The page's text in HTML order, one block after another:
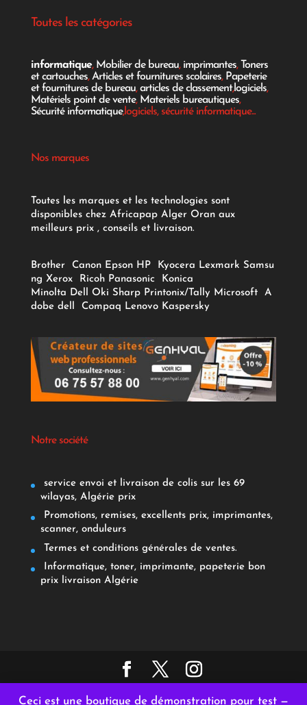
Ceci est une boutique de démonstration pour test —
Toutes les catégories
informatique, Mobilier de bureau, imprimantes, Toners
et cartouches,Articles et fournitures scolaires, Papeterie
et fournitures de bureau,articles de classement,logiciels,
Matériels point de vente, Materiels bureautiques,
Sécurité informatique,logiciels, sécurité informatique...
Nos marques
Toutes les marques et les technologies sont
disponibles chez Africapap Alger Oran aux
meilleurs prix , conseils et livraison.
Brother Canon Epson HP Kyocera Lexmark Samsu
ng Xerox Ricoh Panasonic
Konica
Minolta Dell Oki Sharp Printonix/Tally Microsoft
A
dobe dell Compaq Lenovo Kaspersky
Notre société
service envoi et livraison de colis sur les 69
wilayas, Algérie prix
Promotions, remises, excellents prix, imprimantes,
scanner, onduleurs
Termes et conditions générales de ventes.
Informatique, toner, imprimante, papeterie bon
prix livraison Algérie